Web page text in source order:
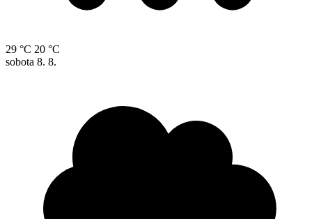
29 °C 20 °C
sobota 8. 8.